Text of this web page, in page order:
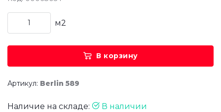
м2
В корзину
Артикул: Berlin 589
Наличие на складе: В наличии